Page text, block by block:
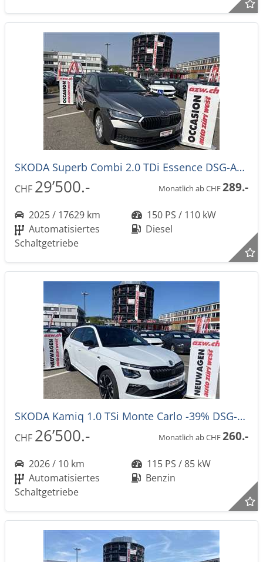
SKODA Superb Combi 2.0 TDi Essence DSG-Automat
CHF 29’500.- Monatlich ab CHF289.-
2025 / 17629 km
150 PS / 110 kW
Automatisiertes
Schaltgetriebe
Diesel
SKODA Kamiq 1.0 TSi Monte Carlo -39% DSG-Automat
CHF 26’500.- Monatlich ab CHF260.-
2026 / 10 km
115 PS / 85 kW
Automatisiertes
Schaltgetriebe
Benzin